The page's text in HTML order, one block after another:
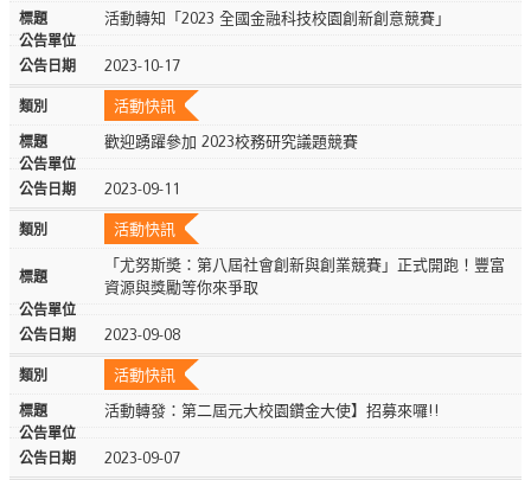
活動轉知「2023 全國金融科技校園創新創意競賽」
2023-10-17
活動快訊
歡迎踴躍參加 2023校務研究議題競賽
2023-09-11
活動快訊
「尤努斯奬：第八屆社會創新與創業競賽」正式開跑！豐富
資源與獎勵等你來爭取
2023-09-08
活動快訊
活動轉發：第二屆元大校園鑽金大使】招募來囉!!
2023-09-07